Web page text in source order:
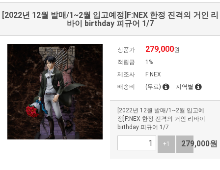
[2022년 12월 발매/1~2월 입고예정]F:NEX 한정 진격의 거인 리
바이 birthday 피규어 1/7
상품가 279,000원
적립금
1%
제조사
F:NEX
배송비
(무료) 지역별
[2022년 12월 발매/1~2월 입고예
정]F:NEX 한정 진격의 거인 리바이
birthday 피규어 1/7
+1 -1
279,000원